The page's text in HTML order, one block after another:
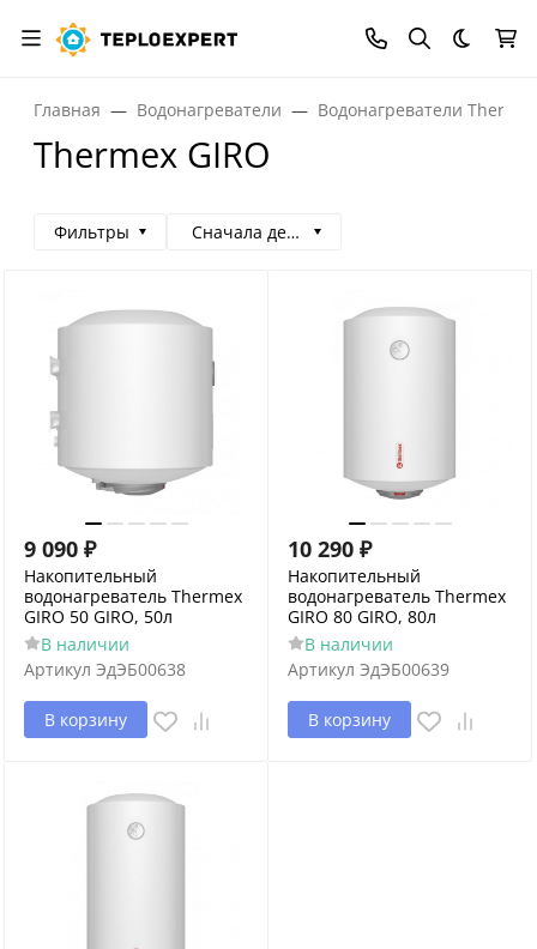
Темная
Главная Водонагреватели Водонагреватели Thermex
Thermex GIRO
Фильтры Сначала дешевые
9 090 ₽
Накопительный
водонагреватель Thermex
GIRO 50 GIRO, 50л
В наличии
Артикул ЭдЭБ00638
В корзину
10 290 ₽
Накопительный
водонагреватель Thermex
GIRO 80 GIRO, 80л
В наличии
Артикул ЭдЭБ00639
В корзину